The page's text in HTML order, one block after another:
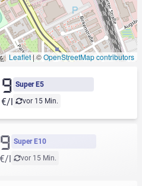
Leaflet|©OpenStreetMap contributors
Super E5
vor 15 Min.
9
€/l
Super E10
vor 15 Min.
9
€/l